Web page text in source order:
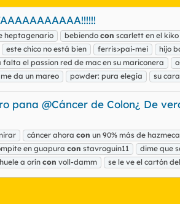
heptagenario bebiendo con scarlett en el
este chico no está bien ferris>pai-mei hijo
falta el passion red de mac en su mariconera
da un mareo powder: pura elegía su
pana @Cáncer de Colon¿ De
cáncer ahora con un 90% más de
en guapura con stavroguin11 dime que
huele a orín con voll-damm se le ve el cartón